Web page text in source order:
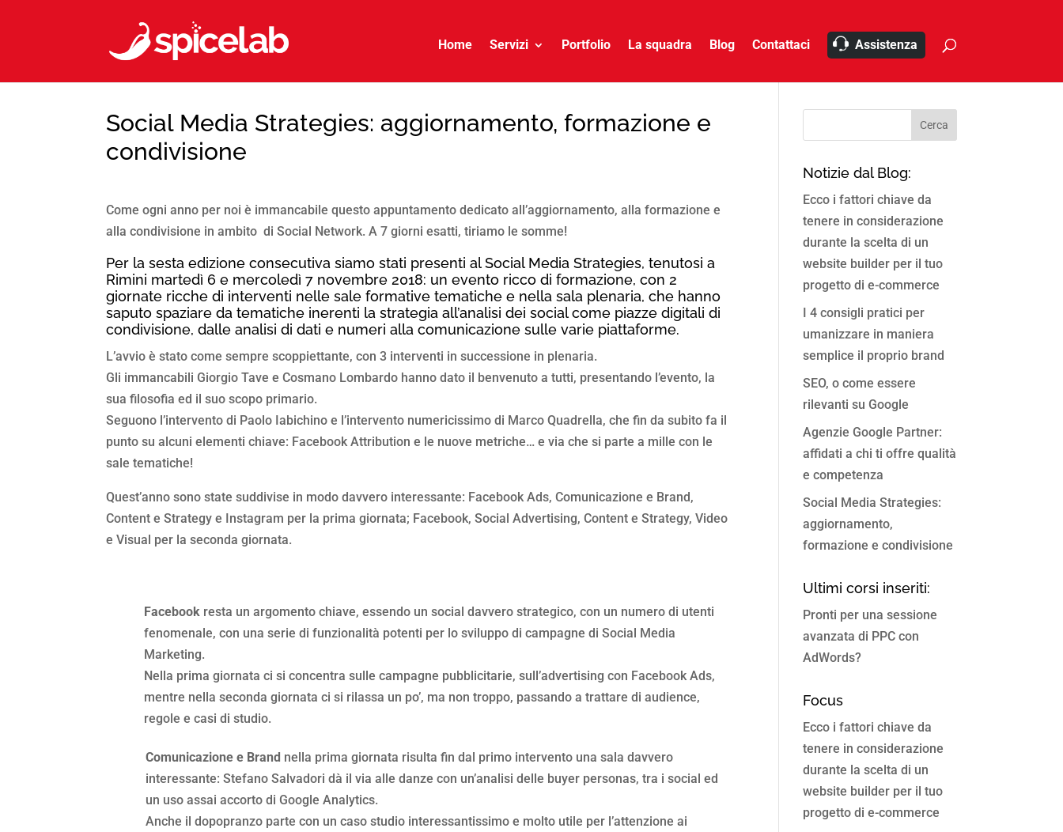
Home Servizi Portfolio La squadra Blog Contattaci Assistenza
Social Media Strategies: aggiornamento, formazione e
condivisione
Come ogni anno per noi è immancabile questo appuntamento dedicato all’aggiornamento, alla formazione e
alla condivisione in ambito di Social Network. A 7 giorni esatti, tiriamo le somme!
Per la sesta edizione consecutiva siamo stati presenti al Social Media Strategies, tenutosi a
Rimini martedì 6 e mercoledì 7 novembre 2018: un evento ricco di formazione, con 2
giornate ricche di interventi nelle sale formative tematiche e nella sala plenaria, che hanno
saputo spaziare da tematiche inerenti la strategia all’analisi dei social come piazze digitali di
condivisione, dalle analisi di dati e numeri alla comunicazione sulle varie piattaforme.
L’avvio è stato come sempre scoppiettante, con 3 interventi in successione in plenaria.
Gli immancabili Giorgio Tave e Cosmano Lombardo hanno dato il benvenuto a tutti, presentando l’evento, la
sua filosofia ed il suo scopo primario.
Seguono l’intervento di Paolo Iabichino e l’intervento numericissimo di Marco Quadrella, che fin da subito fa il
punto su alcuni elementi chiave: Facebook Attribution e le nuove metriche… e via che si parte a mille con le
sale tematiche!
Quest’anno sono state suddivise in modo davvero interessante: Facebook Ads, Comunicazione e Brand,
Content e Strategy e Instagram per la prima giornata; Facebook, Social Advertising, Content e Strategy, Video
e Visual per la seconda giornata.
Facebookresta un argomento chiave, essendo un social davvero strategico, con un numero di utenti
fenomenale, con una serie di funzionalità potenti per lo sviluppo di campagne di Social Media
Marketing.
Nella prima giornata ci si concentra sulle campagne pubblicitarie, sull’advertising con Facebook Ads,
mentre nella seconda giornata ci si rilassa un po’, ma non troppo, passando a trattare di audience,
regole e casi di studio.
Comunicazione e Brand nella prima giornata risulta fin dal primo intervento una sala davvero
interessante: Stefano Salvadori dà il via alle danze con un’analisi delle buyer personas, tra i social ed
un uso assai accorto di Google Analytics.
Anche il dopopranzo parte con un caso studio interessantissimo e molto utile per l’attenzione ai
Notizie dal Blog:
Ecco i fattori chiave da
tenere in considerazione
durante la scelta di un
website builder per il tuo
progetto di e-commerce
I 4 consigli pratici per
umanizzare in maniera
semplice il proprio brand
SEO, o come essere
rilevanti su Google
Agenzie Google Partner:
affidati a chi ti offre qualità
e competenza
Social Media Strategies:
aggiornamento,
formazione e condivisione
Ultimi corsi inseriti:
Pronti per una sessione
avanzata di PPC con
AdWords?
Focus
Ecco i fattori chiave da
tenere in considerazione
durante la scelta di un
website builder per il tuo
progetto di e-commerce